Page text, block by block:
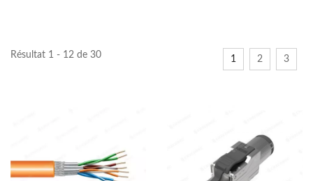
Résultat 1 - 12 de 30 1 2 3